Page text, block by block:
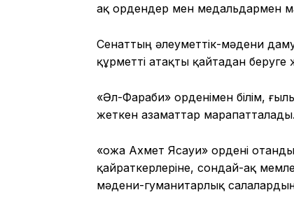
ақ ордендер мен медальдармен
Сенаттың әлеуметтік-мәдени
құрметті атақты қайтадан беруге
«Әл-Фараби» орденімен білім,
жеткен азаматтар марапатталады.
«Қожа Ахмет Ясауи» ордені
қайраткерлеріне, сондай-ақ
мәдени-гуманитарлық